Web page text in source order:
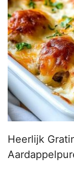
Heerlijk